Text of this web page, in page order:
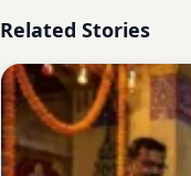
Related Stories